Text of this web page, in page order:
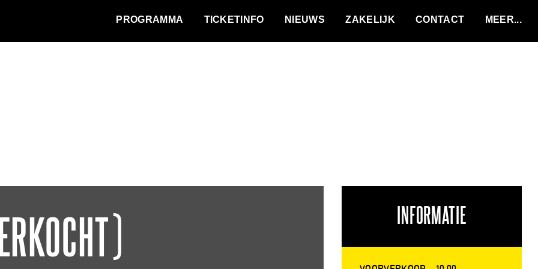
PROGRAMMA TICKETINFO NIEUWS ZAKELIJK CONTACT
INFORMATIE